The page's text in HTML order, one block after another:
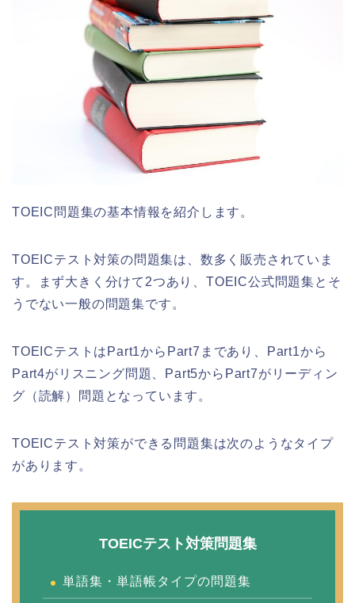
TOEIC問題集の基本情報を紹介します。
TOEICテスト対策の問題集は、数多く販売されていま
す。まず大きく分けて2つあり、TOEIC公式問題集とそ
うでない一般の問題集です。
TOEICテストはPart1からPart7まであり、Part1から
Part4がリスニング問題、Part5からPart7がリーディン
グ（読解）問題となっています。
TOEICテスト対策ができる問題集は次のようなタイプ
があります。
TOEICテスト対策問題集
単語集・単語帳タイプの問題集